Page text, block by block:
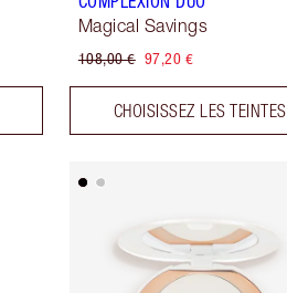
Magical Savings
108,00 € 97,20 €
CHOISISSEZ LES TEINTES